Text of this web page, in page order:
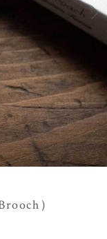
3/5
）